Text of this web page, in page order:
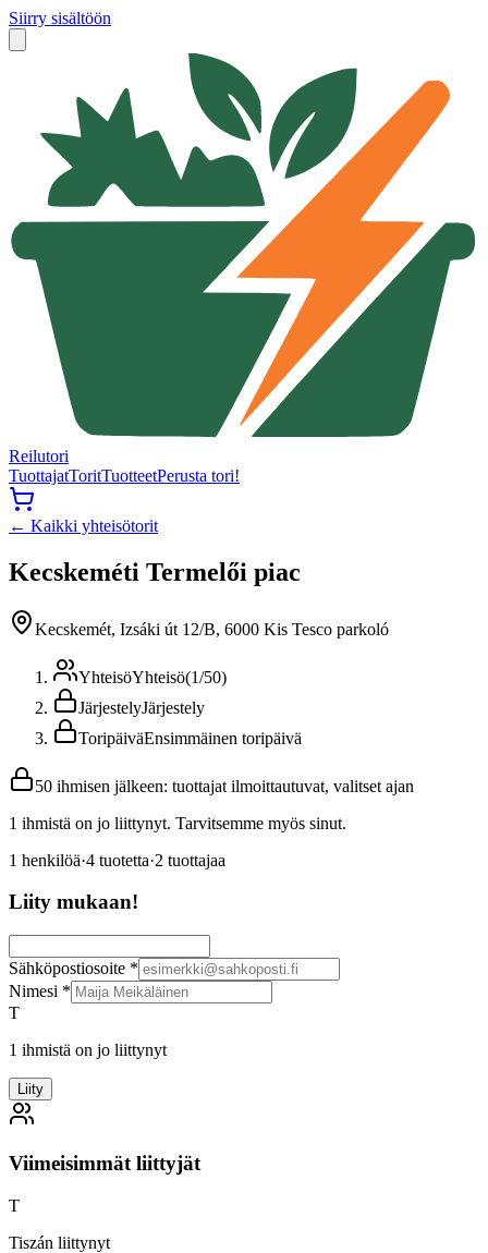
Siirry sisältöön
Reilutori
TuottajatToritTuotteetPerusta tori!
← Kaikki yhteisötorit
Kecskeméti Termelői piac
Kecskemét, Izsáki út 12/B, 6000 Kis Tesco parkoló
YhteisöYhteisö(1/50)
JärjestelyJärjestely
ToripäiväEnsimmäinen toripäivä
50 ihmisen jälkeen: tuottajat ilmoittautuvat, valitset ajan
1 ihmistä on jo liittynyt. Tarvitsemme myös sinut.
1 henkilöä·4 tuotetta·2 tuottajaa
Liity mukaan!
Sähköpostiosoite *
Nimesi *
T
1 ihmistä on jo liittynyt
Liity
Viimeisimmät liittyjät
T
Tiszán liittynyt